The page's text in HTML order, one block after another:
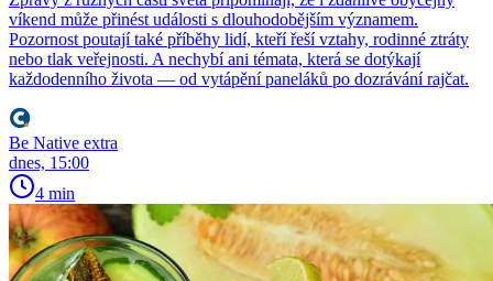
víkend může přinést události s dlouhodobějším významem.
Pozornost poutají také příběhy lidí, kteří řeší vztahy, rodinné ztráty
nebo tlak veřejnosti. A nechybí ani témata, která se dotýkají
každodenního života — od vytápění paneláků po dozrávání rajčat.
Be Native extra
dnes, 15:00
4 min